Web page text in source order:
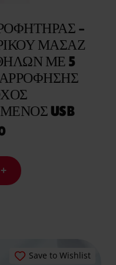
–
ΜΑΣΆΖ
ΜΕ 5
USB
Save to Wishlist